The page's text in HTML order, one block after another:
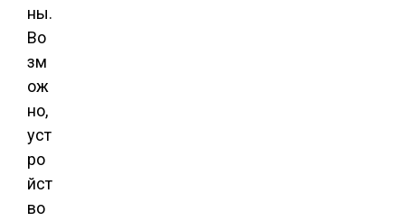
ны.
Во
зм
ож
но,
уст
ро
йст
во